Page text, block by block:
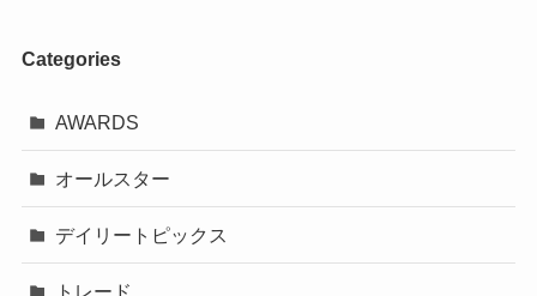
Categories
AWARDS
オールスター
デイリートピックス
トレード